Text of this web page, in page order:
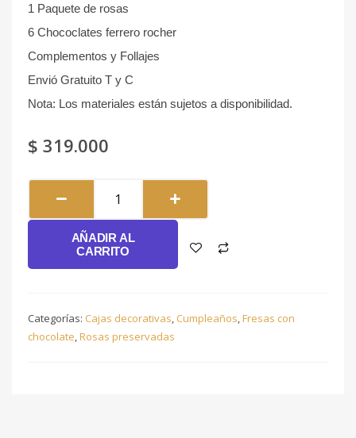
1 Paquete de rosas
6 Chococlates ferrero rocher
Complementos y Follajes
Envió Gratuito T y C
Nota: Los materiales están sujetos a disponibilidad.
$ 319.000
genuino
#143
cantidad
AÑADIR AL
CARRITO
Categorías: Cajas decorativas, Cumpleaños,Fresas con
chocolate,Rosas preservadas